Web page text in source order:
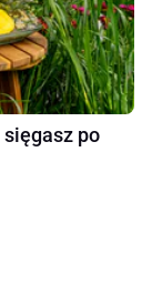
po